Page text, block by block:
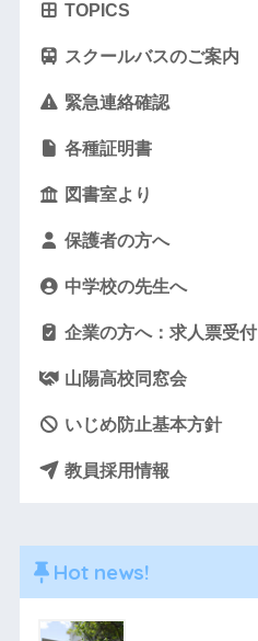
TOPICS
スクールバスのご案内
緊急連絡確認
各種証明書
図書室より
保護者の方へ
中学校の先生へ
企業の方へ：求人票受付
山陽高校同窓会
いじめ防止基本方針
教員採用情報
Hot news!